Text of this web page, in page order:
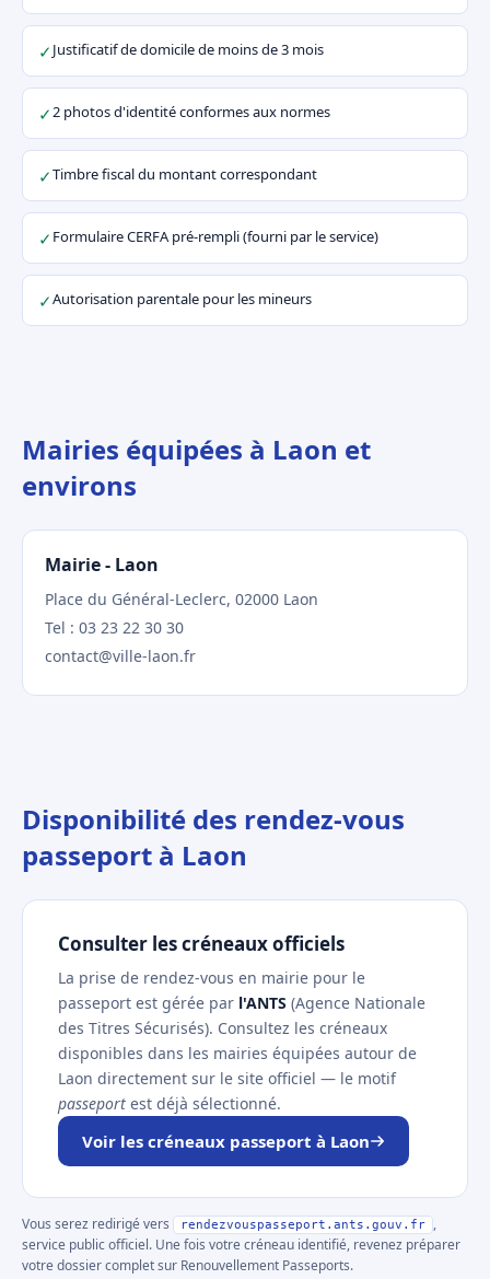
✓Justificatif de domicile de moins de 3 mois
✓2 photos d'identité conformes aux normes
✓Timbre fiscal du montant correspondant
✓ Formulaire CERFA pré-rempli (fourni par le service)
✓Autorisation parentale pour les mineurs
Mairies équipées à Laon et
environs
Mairie - Laon
Place du Général-Leclerc, 02000 Laon
Tel : 03 23 22 30 30
contact@ville-laon.fr
Disponibilité des rendez-vous
passeport à Laon
Consulter les créneaux officiels
La prise de rendez-vous en mairie pour le
passeport est gérée par l'ANTS (Agence Nationale
des Titres Sécurisés). Consultez les créneaux
disponibles dans les mairies équipées autour de
Laon directement sur le site officiel — le motif
passeport est déjà sélectionné.
Voir les créneaux passeport à Laon
Vous serez redirigé vers rendezvouspasseport.ants.gouv.fr
,
service public officiel. Une fois votre créneau identifié, revenez préparer
votre dossier complet sur Renouvellement Passeports.